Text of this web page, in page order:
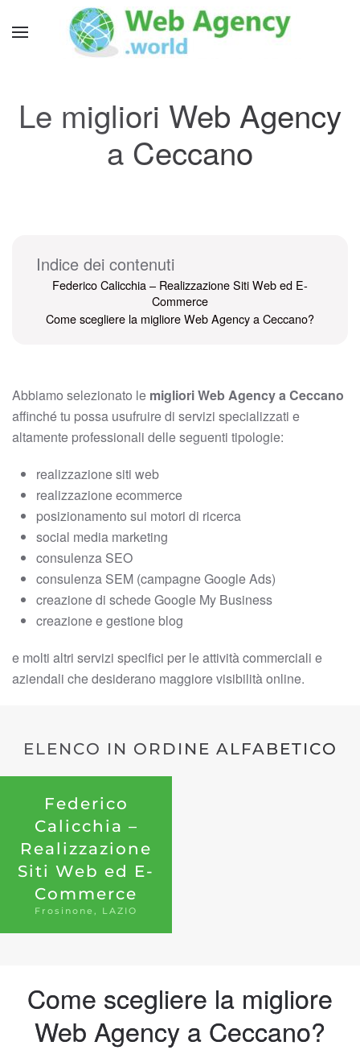
Le migliori Web Agency
a Ceccano
Indice dei contenuti
Federico Calicchia – Realizzazione Siti Web ed E-
Commerce
Come scegliere la migliore Web Agency a Ceccano?
Abbiamo selezionato le migliori Web Agency a Ceccano
affinché tu possa usufruire di servizi specializzati e
altamente professionali delle seguenti tipologie:
realizzazione siti web
realizzazione ecommerce
posizionamento sui motori di ricerca
social media marketing
consulenza SEO
consulenza SEM (campagne Google Ads)
creazione di schede Google My Business
creazione e gestione blog
e molti altri servizi specifici per le attività commerciali e
aziendali che desiderano maggiore visibilità online.
ELENCO IN ORDINE ALFABETICO
Federico
Calicchia –
Realizzazione
Siti Web ed E-
Commerce
Frosinone, LAZIO
Come scegliere la migliore
Web Agency a Ceccano?